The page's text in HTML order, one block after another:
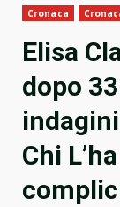
Cronaca
Elisa
dopo
Chi